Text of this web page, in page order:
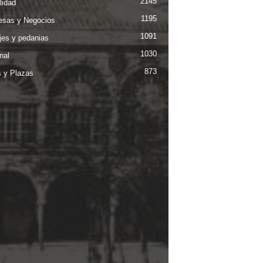
y Negocios 1195
y pedanias 1091
1030
y Plazas 873